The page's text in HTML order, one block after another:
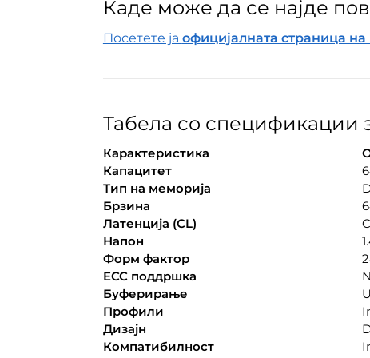
Каде може да се најде
Посетете ја официјалната страница
Табела со спецификации
Карактеристика
Капацитет
Тип на меморија
Брзина
Латенција (CL)
Напон
Форм фактор
ECC поддршка
Буферирање
Профили
Дизајн
Компатибилност